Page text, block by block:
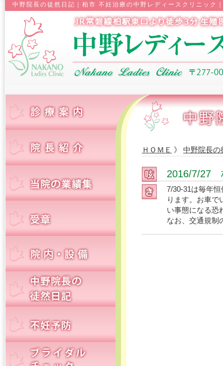
中野院長の徒然日記｜柏市 不妊治療の中野レディースクリニック
ＨＯＭＥ 》 中野院長の
2016/7/27
7/30-31は毎年
ります。お車で
い事態になる恐
なお、交通規制